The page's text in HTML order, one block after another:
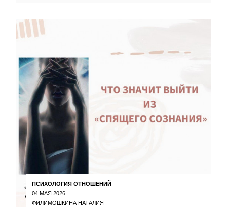
ПСИХОЛОГИЯ ОТНОШЕНИЙ
04 МАЯ 2026
ФИЛИМОШКИНА НАТАЛИЯ